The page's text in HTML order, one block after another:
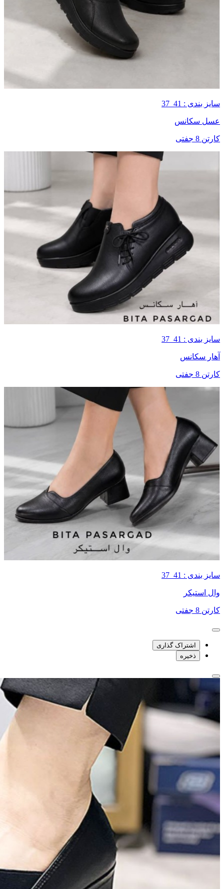
سایز بندی : 41_37
عسل سکانس
کارتن 8 جفتی
سایز بندی : 41_37
آهار سکانس
کارتن 8 جفتی
سایز بندی : 41_37
وال استیکر
کارتن 8 جفتی
اشتراک گذاری
ذخیره